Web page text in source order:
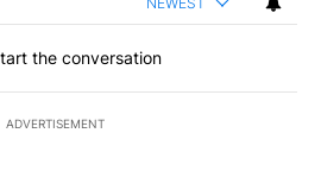
the conversation
ADVERTISEMENT